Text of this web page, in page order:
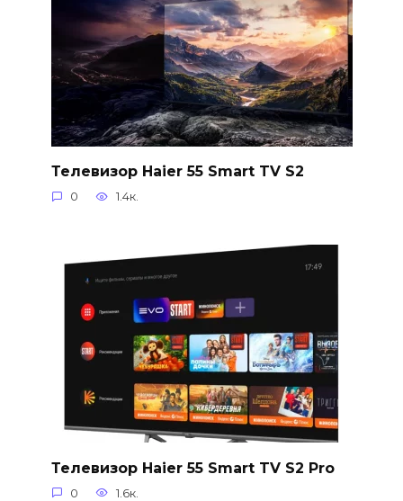
Телевизор Haier 55 Smart TV S2
0 1.4к.
Телевизор Haier 55 Smart TV S2 Pro
0 1.6к.